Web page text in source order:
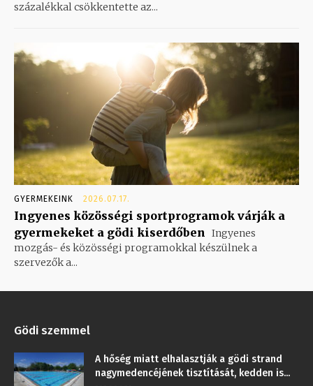
százalékkal csökkentette az...
GYERMEKEINK 2026.07.17.
Ingyenes közösségi sportprogramok várják a
gyermekeket a gödi kiserdőben Ingyenes
mozgás- és közösségi programokkal készülnek a
szervezők a...
Gödi szemmel
A hőség miatt elhalasztják a gödi strand
nagymedencéjének tisztítását, kedden is...